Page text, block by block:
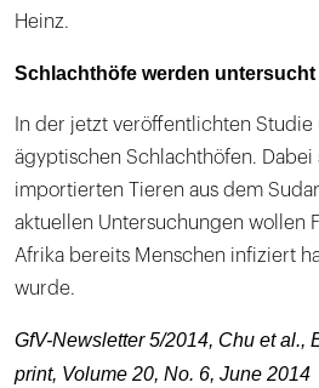
Heinz.
Schlachthöfe werden untersucht
In der jetzt veröffentlichten
ägyptischen Schlachthöfen. Dabei
importierten Tieren aus dem
aktuellen Untersuchungen wollen
Afrika bereits Menschen infiziert
wurde.
GfV-Newsletter 5/2014, Chu et al.,
print, Volume 20, No. 6, June 2014